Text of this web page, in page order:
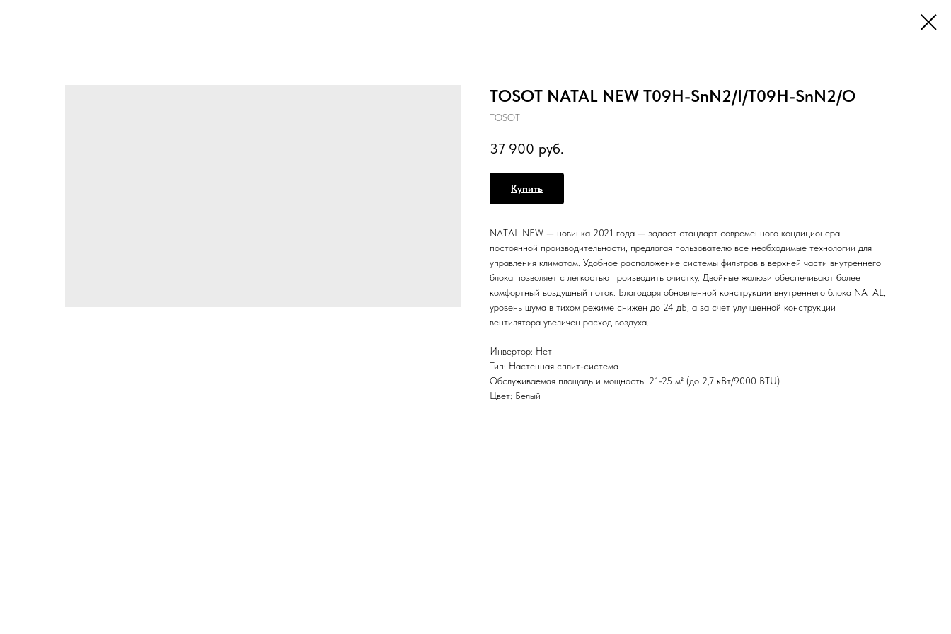
TOSOT NATAL NEW T09H-SnN2/I/T09H-SnN2/O
TOSOT
37 900 руб.
Купить
NATAL NEW — новинка 2021 года — задает стандарт современного кондиционера
постоянной производительности, предлагая пользователю все необходимые технологии для
управления климатом. Удобное расположение системы фильтров в верхней части внутреннего
блока позволяет с легкостью производить очистку. Двойные жалюзи обеспечивают более
комфортный воздушный поток. Благодаря обновленной конструкции внутреннего блока NATAL,
уровень шума в тихом режиме снижен до 24 дБ, а за счет улучшенной конструкции
вентилятора увеличен расход воздуха.
Инвертор: Нет
Тип: Настенная сплит-система
Обслуживаемая площадь и мощность: 21-25 м² (до 2,7 кВт/9000 BTU)
Цвет: Белый